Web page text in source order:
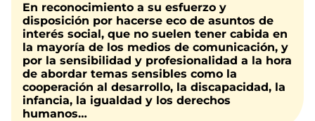
En reconocimiento a su esfuerzo y
disposición por hacerse eco de asuntos de
interés social, que no suelen tener cabida en
la mayoría de los medios de comunicación, y
por la sensibilidad y profesionalidad a la hora
de abordar temas sensibles como la
cooperación al desarrollo, la discapacidad, la
infancia, la igualdad y los derechos
humanos…